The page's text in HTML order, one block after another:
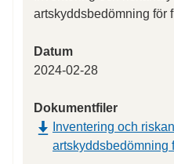
artskyddsbedömning för
Datum
2024-02-28
Dokumentfiler
Inventering och
artskyddsbedömning